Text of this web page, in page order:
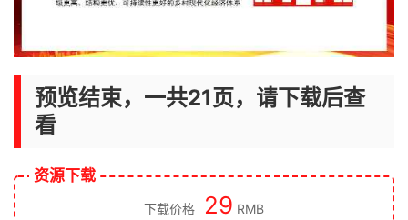
预览结束，一共21页，请下载后查
看
资源下载
下载价格 29 RMB